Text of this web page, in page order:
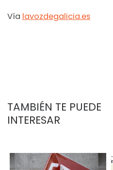
Vía lavozdegalicia.es
TAMBIÉN TE PUEDE
INTERESAR